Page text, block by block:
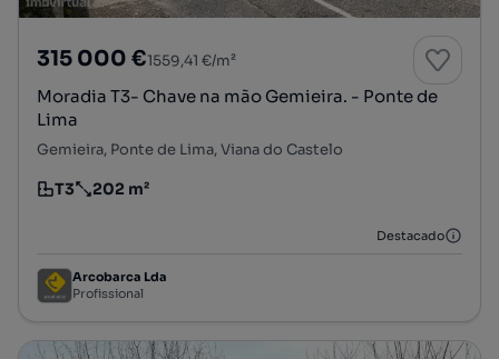
315 000 €1559,41 €/m²
Moradia T3- Chave na mão Gemieira. - Ponte de
Lima
Gemieira, Ponte de Lima, Viana do Castelo
Tipologia
T3
Preço por metro quadrado
202 m²
Destacado
Arcobarca Lda
Profissional